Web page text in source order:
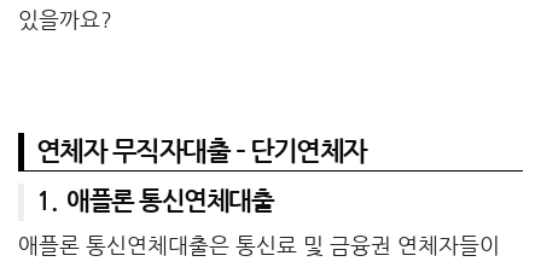
있을까요?
연체자 무직자대출 – 단기연체자
1. 애플론 통신연체대출
애플론 통신연체대출은 통신료 및 금융권 연체자들이